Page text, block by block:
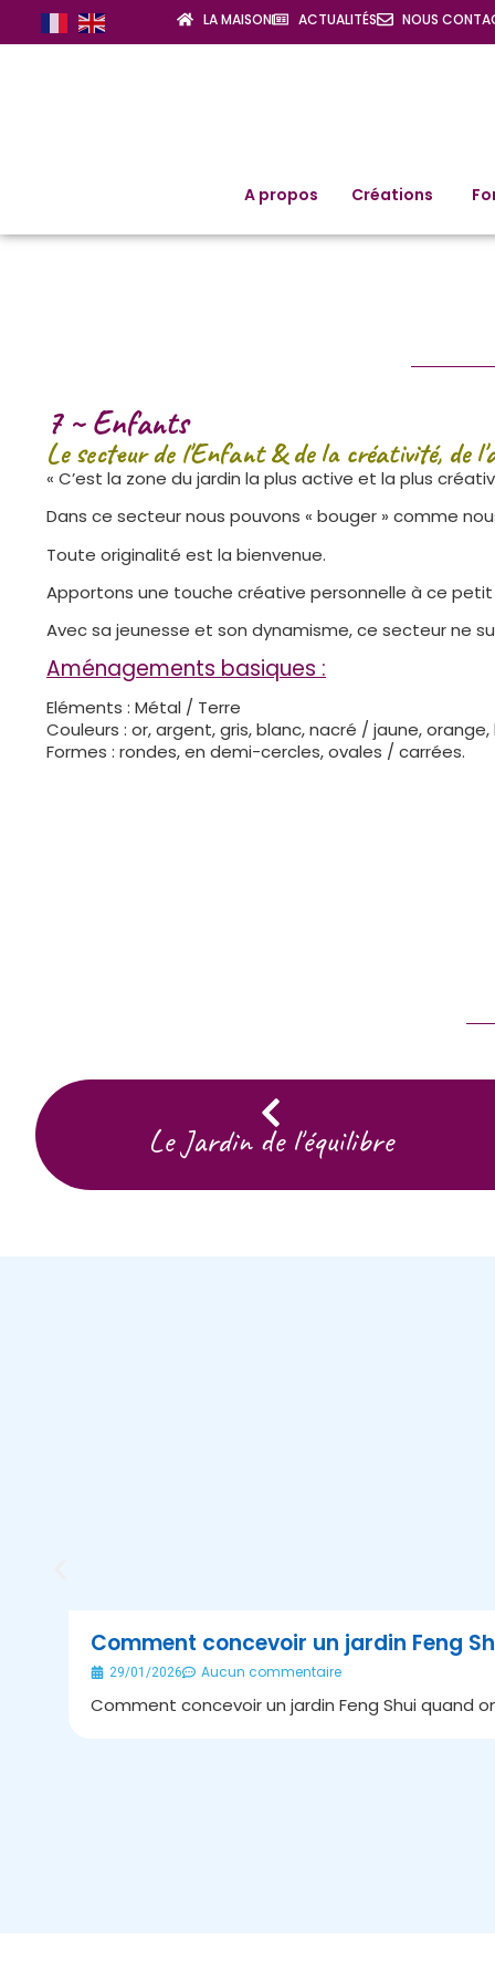
LA MAISON ACTUALITÉS NOUS
A propos Créations
7 ~ Enfants
Le secteur de l'Enfant & de la créativité, de
« C’est la zone du jardin la plus active et la plus
Dans ce secteur nous pouvons « bouger » comme
Toute originalité est la bienvenue.
Apportons une touche créative personnelle à ce
Avec sa jeunesse et son dynamisme, ce secteur ne
Aménagements basiques :
Eléments : Métal / Terre
Couleurs : or, argent, gris, blanc, nacré / jaune,
Formes : rondes, en demi-cercles, ovales / carrées.
Le Jardin de l'équilibre
Comment concevoir un jardin Feng
29/01/2026 Aucun commentaire
Comment concevoir un jardin Feng Shui quand